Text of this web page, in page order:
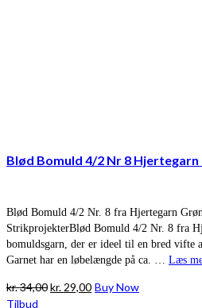
Blød Bomuld 4/2 Nr 8 Hjertegarn
Blød Bomuld 4/2 Nr. 8 fra Hjertegarn
StrikprojekterBlød Bomuld 4/2 Nr. 8 fra
bomuldsgarn, der er ideel til en bred vifte
Garnet har en løbelængde på ca. … Læs
kr.34,00Den
kr.29,00Den
Buy Now
Tilbud